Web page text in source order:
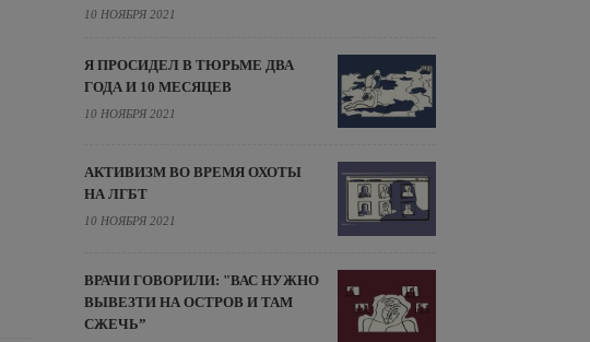
10 НОЯБРЯ 2021
Я ПРОСИДЕЛ В ТЮРЬМЕ ДВА
ГОДА И 10 МЕСЯЦЕВ
10 НОЯБРЯ 2021
АКТИВИЗМ ВО ВРЕМЯ ОХОТЫ
НА ЛГБТ
10 НОЯБРЯ 2021
ВРАЧИ ГОВОРИЛИ: "ВАС НУЖНО
ВЫВЕЗТИ НА ОСТРОВ И ТАМ
СЖЕЧЬ”